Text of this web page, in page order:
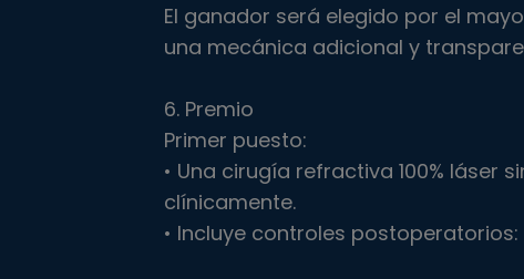
El ganador será elegido por el
una mecánica adicional y
6. Premio
Primer puesto:
• Una cirugía refractiva 100% láser
clínicamente.
• Incluye controles